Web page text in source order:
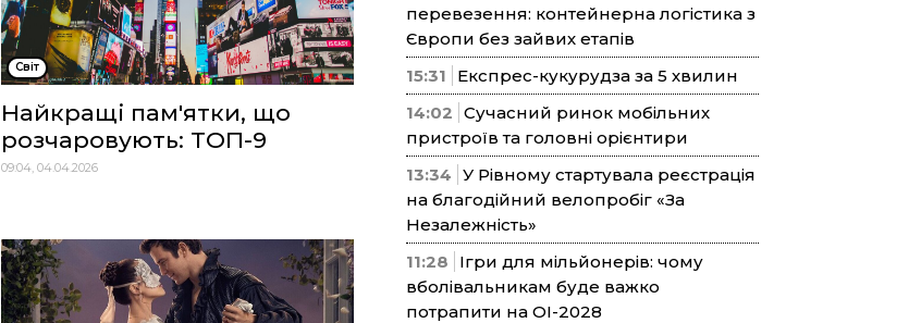
Cвіт
Найкращі пам'ятки, що
розчаровують: ТОП-9
09:04, 04.04.2026
перевезення: контейнерна логістика з
Європи без зайвих етапів
15:31
Експрес-кукурудза за 5 хвилин
14:02 Сучасний ринок мобільних
пристроїв та головні орієнтири
13:34 У Рівному стартувала реєстрація
на благодійний велопробіг «За
Незалежність»
11:28
Ігри для мільйонерів: чому
вболівальникам буде важко
потрапити на ОІ-2028